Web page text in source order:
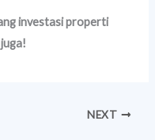
investasi properti
NEXT